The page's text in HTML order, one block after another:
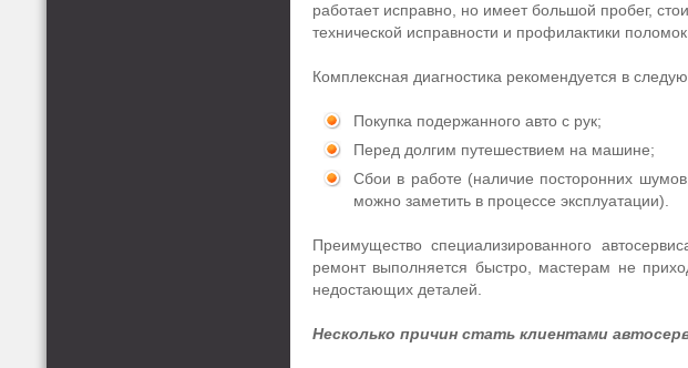
работает исправно, но имеет большой пробег,
технической исправности и профилактики поломок.
Комплексная диагностика рекомендуется в
Покупка подержанного авто с рук;
Перед долгим путешествием на машине;
Сбои в работе (наличие посторонних
можно заметить в процессе эксплуатации).
Преимущество специализированного
ремонт выполняется быстро, мастерам не
недостающих деталей.
Несколько причин стать клиентами